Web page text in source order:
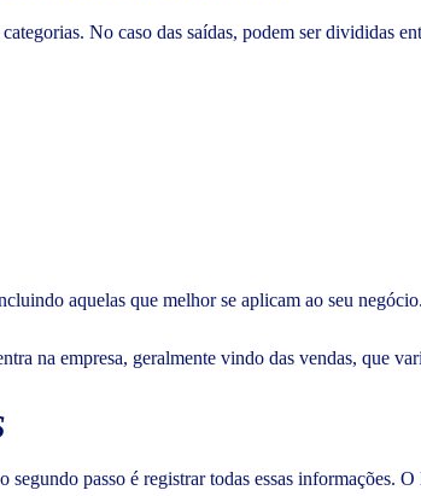
No caso das saídas, podem ser divididas
aquelas que melhor se aplicam ao seu negócio.
na empresa, geralmente vindo das vendas, que
segundo passo é registrar todas essas informações.